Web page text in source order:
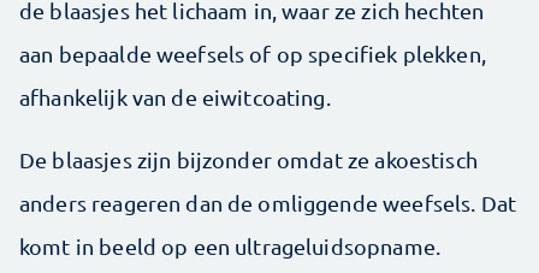
de blaasjes het lichaam in, waar ze zich hechten
aan bepaalde weefsels of op specifiek plekken,
afhankelijk van de eiwitcoating.
De blaasjes zijn bijzonder omdat ze akoestisch
anders reageren dan de omliggende weefsels. Dat
komt in beeld op een ultrageluidsopname.